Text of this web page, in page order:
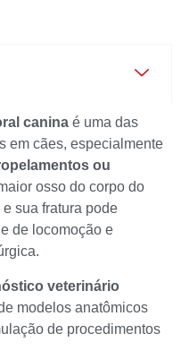
canina é uma das
em cães, especialmente
ou
osso do corpo do
sua fratura pode
de locomoção e
veterinário
modelos anatômicos
de procedimentos